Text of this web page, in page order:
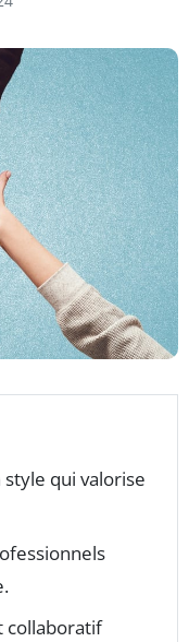
qui valorise
collaboratif